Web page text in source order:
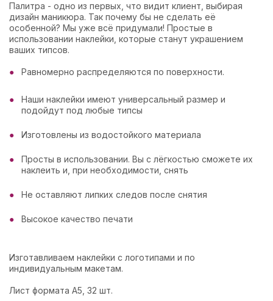
Палитра - одно из первых, что видит клиент, выбирая
дизайн маникюра. Так почему бы не сделать её
особенной? Мы уже всё придумали! Простые в
использовании наклейки, которые станут украшением
ваших типсов.
Равномерно распределяются по поверхности.
Наши наклейки имеют универсальный размер и
подойдут под любые типсы
Изготовлены из водостойкого материала
Просты в использовании. Вы с лёгкостью сможете их
наклеить и, при необходимости, снять
Не оставляют липких следов после снятия
Высокое качество печати
Изготавливаем наклейки с логотипами и по
индивидуальным макетам.
Лист формата А5, 32 шт.